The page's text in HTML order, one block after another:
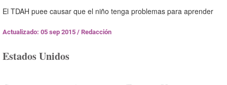
El TDAH puee causar que el niño tenga problemas para aprender
Actualizado: 05 sep 2015 / Redacción
Estados Unidos